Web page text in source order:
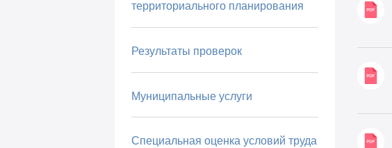
территориального планирования
Результаты проверок
Муниципальные услуги
Специальная оценка условий труда